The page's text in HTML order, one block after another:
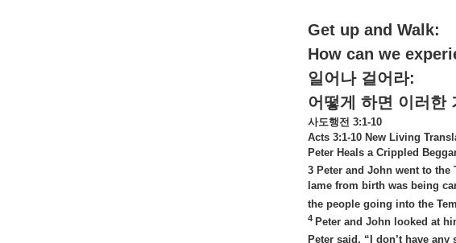
Get up and Walk:
How can we
일어나 걸어라:
어떻게 하면 이러한
사도행전 3:1-10
Acts 3:1-10 New Living
Peter Heals a Crippled
3 Peter and John went to the
lame from birth was being
the people going into the
4 Peter and John looked at
Peter said, “I don’t have